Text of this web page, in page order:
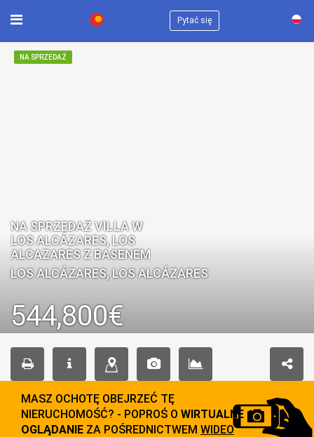
Pytać się
NA SPRZEDAŻ
NA SPRZEDAŻ VILLA W
LOS ALCÁZARES, LOS
ALCAZARES Z BASENEM
LOS ALCÁZARES, LOS ALCÁZARES
544,800€
MASZ OCHOTĘ OBEJRZEĆ TĘ
NIERUCHOMOŚĆ? - POPROŚ O WIRTUALNE
OGLĄDANIE ZA POŚREDNICTWEM WIDEO